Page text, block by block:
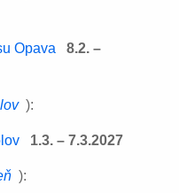
Opava
8.2. –
):
1.3. – 7.3.2027
):